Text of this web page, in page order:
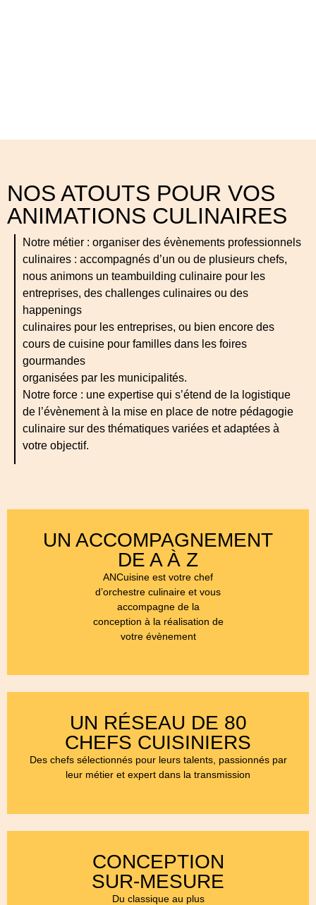
NOS ATOUTS POUR VOS
ANIMATIONS CULINAIRES
Notre métier : organiser des évènements professionnels
culinaires : accompagnés d’un ou de plusieurs chefs,
nous animons un teambuilding culinaire pour les
entreprises, des challenges culinaires ou des
happenings
culinaires pour les entreprises, ou bien encore des
cours de cuisine pour familles dans les foires
gourmandes
organisées par les municipalités.
Notre force : une expertise qui s’étend de la logistique
de l’évènement à la mise en place de notre pédagogie
culinaire sur des thématiques variées et adaptées à
votre objectif.
UN ACCOMPAGNEMENT
DE A À Z
ANCuisine est votre chef
d’orchestre culinaire et vous
accompagne de la
conception à la réalisation de
votre évènement
UN RÉSEAU DE 80
CHEFS CUISINIERS
Des chefs sélectionnés pour leurs talents, passionnés par
leur métier et expert dans la transmission
CONCEPTION
SUR-MESURE
Du classique au plus